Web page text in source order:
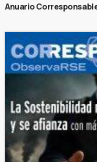
Anuario